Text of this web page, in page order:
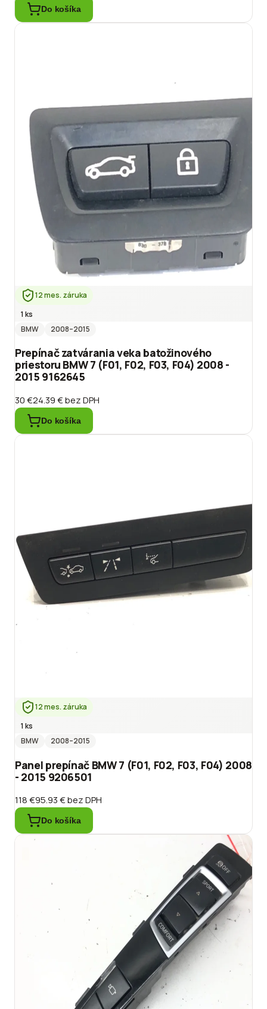
Do košíka
12 mes. záruka
1 ks
BMW
2008–2015
Prepínač zatvárania veka batožinového
priestoru BMW 7 (F01, F02, F03, F04) 2008 -
2015 9162645
30 €24.39 €bez DPH
Do košíka
12 mes. záruka
1 ks
BMW
2008–2015
Panel prepínač BMW 7 (F01, F02, F03, F04) 2008
- 2015 9206501
118 €95.93 €bez DPH
Do košíka